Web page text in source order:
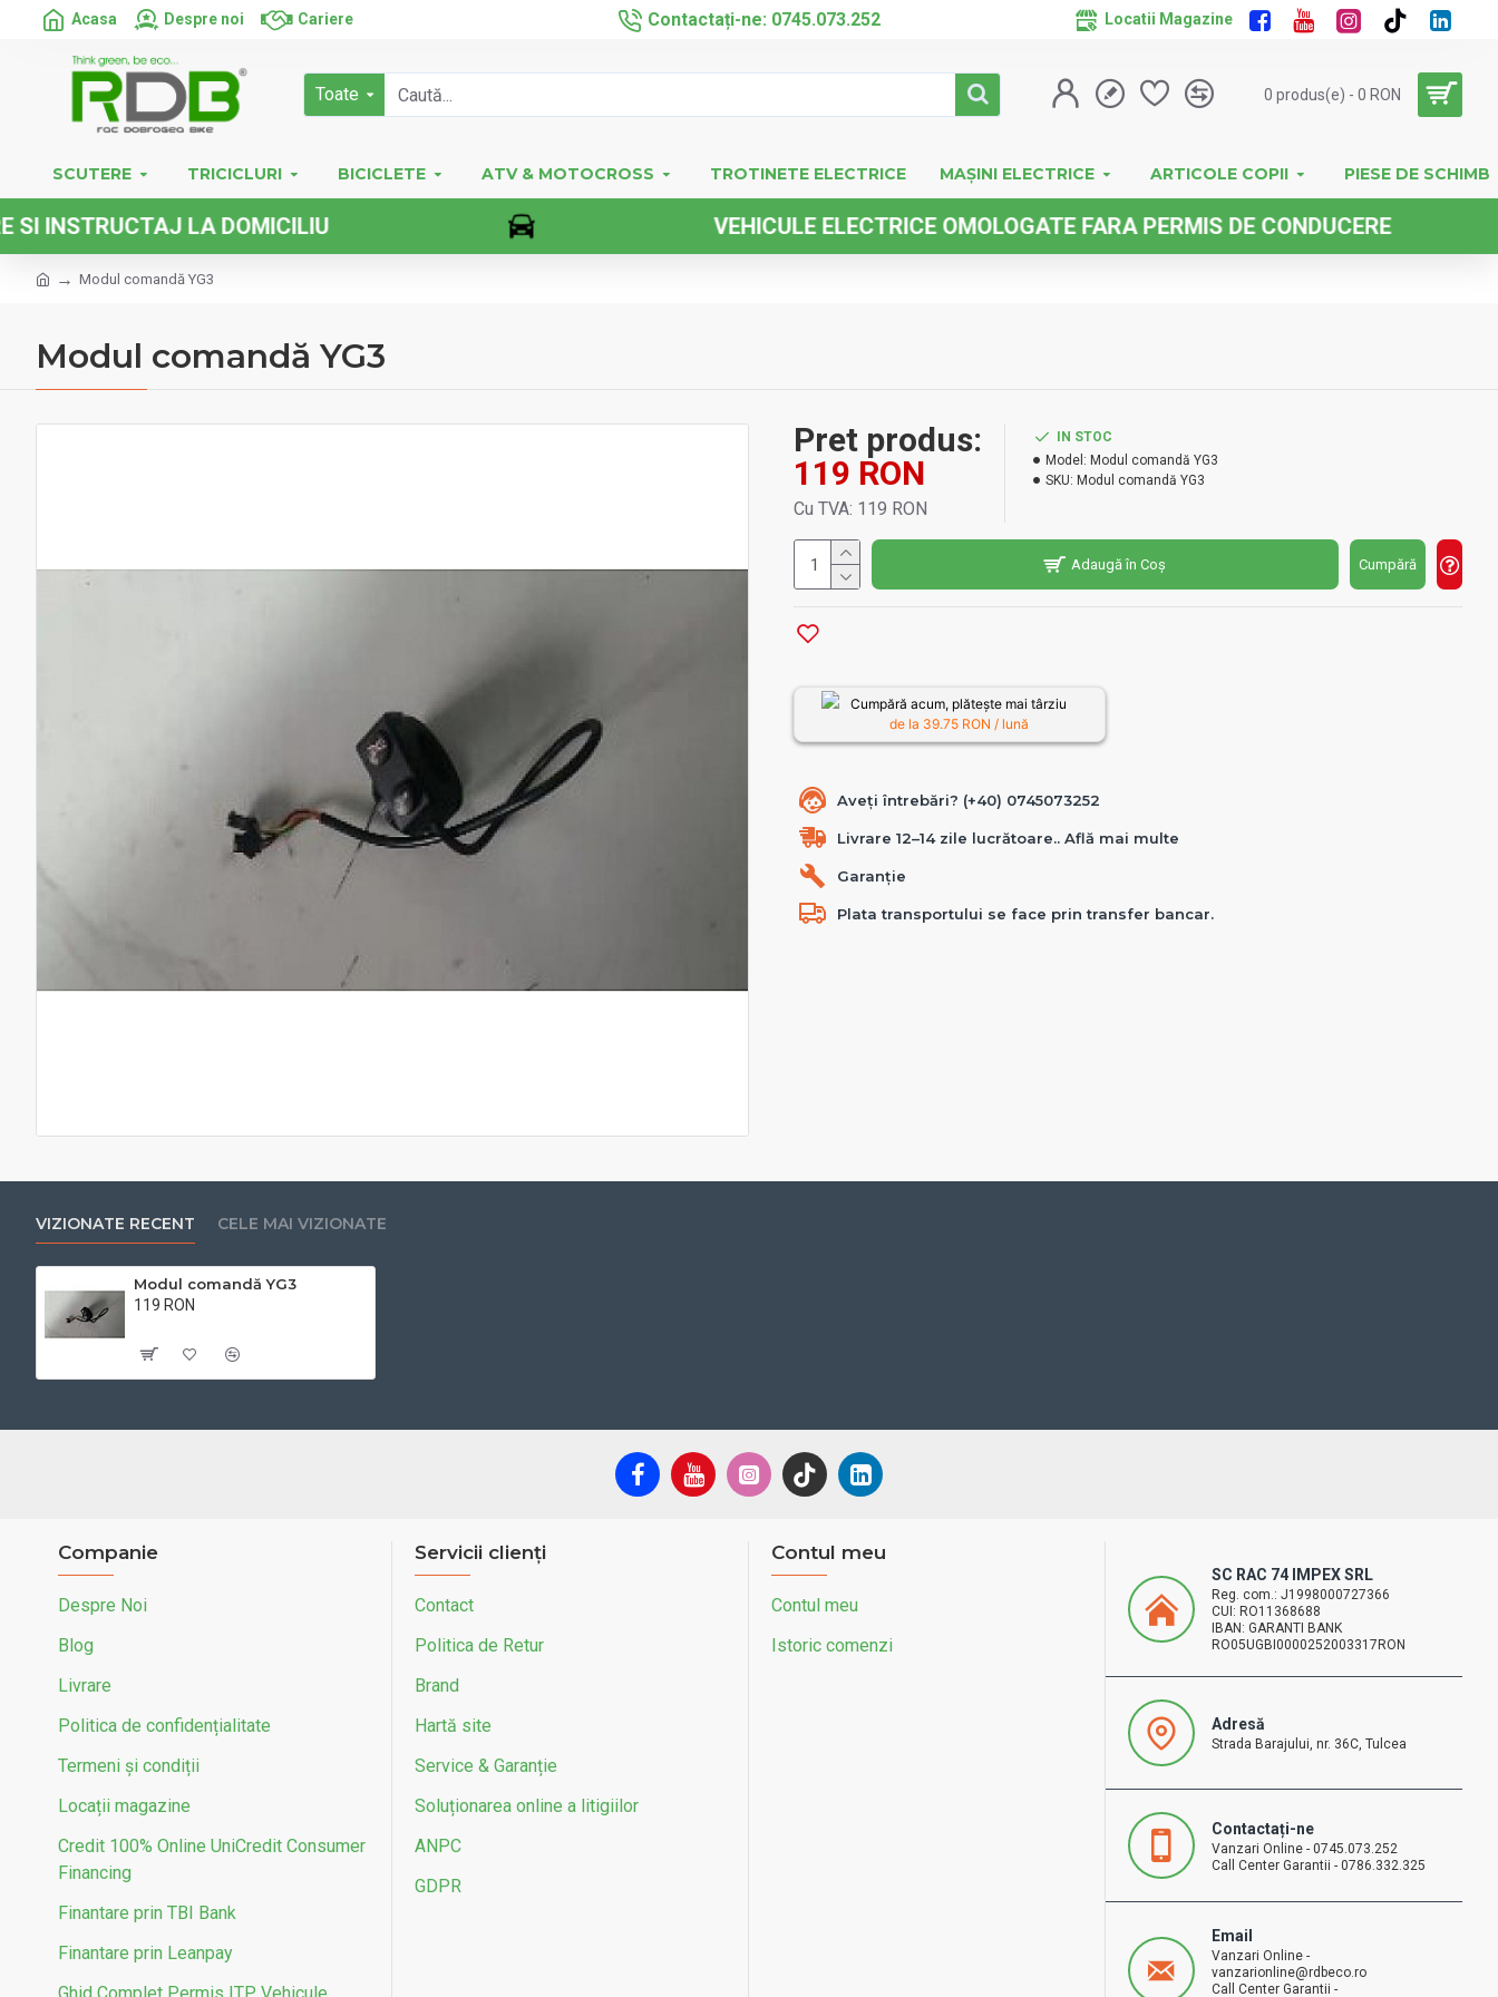
Acasa Despre noi Cariere Contactați-ne: 0745.073.252 Locatii Magazine
Toate 0 produs(e) - 0 RON
SCUTERE TRICICLURI BICICLETE ATV & MOTOCROSS TROTINETE ELECTRICE MAȘINI ELECTRICE ARTICOLE COPII PIESE DE SCHIMB
LA DOMICILIU VEHICULE ELECTRICE OMOLOGATE FARA PERMIS DE CONDUCERE
Modul comandă YG3
Modul comandă YG3
Pret produs:
119 RON
Cu TVA: 119 RON
IN STOC
Model: Modul comandă YG3
SKU: Modul comandă YG3
Adaugă în Coș Cumpără
Cumpără acum, plătește mai târziu
de la 39.75RON / lună
Aveți întrebări? (+40) 0745073252
Livrare 12–14 zile lucrătoare.. Află mai multe
Garanție
Plata transportului se face prin transfer bancar.
VIZIONATE RECENT CELE MAI VIZIONATE
Modul comandă YG3
119 RON
Companie
Despre Noi
Blog
Livrare
Politica de confidențialitate
Termeni și condiții
Locații magazine
Credit 100% Online UniCredit Consumer
Financing
Finantare prin TBI Bank
Finantare prin Leanpay
Servicii clienți
Contact
Politica de Retur
Brand
Hartă site
Service & Garanție
Soluționarea online a litigiilor
ANPC
GDPR
Contul meu
Contul meu
Istoric comenzi
SC RAC 74 IMPEX SRL
Reg. com.: J1998000727366
CUI: RO11368688
IBAN: GARANTI BANK
RO05UGBI0000252003317RON
Adresă
Strada Barajului, nr. 36C, Tulcea
Contactați-ne
Vanzari Online - 0745.073.252
Call Center Garantii - 0786.332.325
Email
Vanzari Online -
vanzarionline@rdbeco.ro
Call Center Garantii -